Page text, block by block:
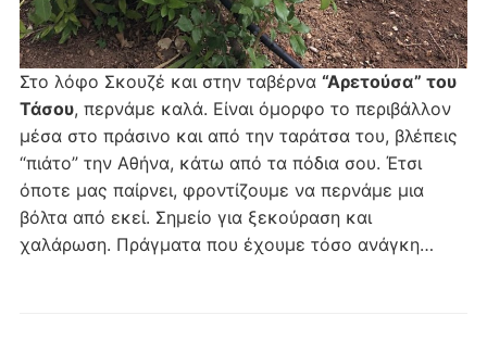
Στο λόφο Σκουζέ και στην ταβέρνα “Αρετούσα” του
Τάσου, περνάμε καλά. Είναι όμορφο το περιβάλλον
μέσα στο πράσινο και από την ταράτσα του, βλέπεις
“πιάτο” την Αθήνα, κάτω από τα πόδια σου. Έτσι
όποτε μας παίρνει, φροντίζουμε να περνάμε μια
βόλτα από εκεί. Σημείο για ξεκούραση και
χαλάρωση. Πράγματα που έχουμε τόσο ανάγκη…